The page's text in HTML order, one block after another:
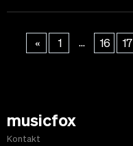
« 1 ... 16 17
musicfox
Kontakt